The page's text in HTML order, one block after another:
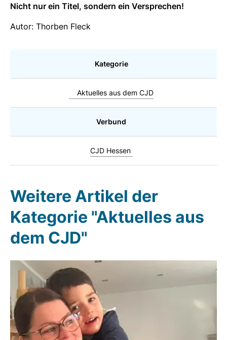
Nicht nur ein Titel, sondern ein Versprechen!
Autor: Thorben Fleck
Kategorie
Aktuelles aus dem CJD
Verbund
CJD Hessen
Weitere Artikel der
Kategorie "Aktuelles aus
dem CJD"